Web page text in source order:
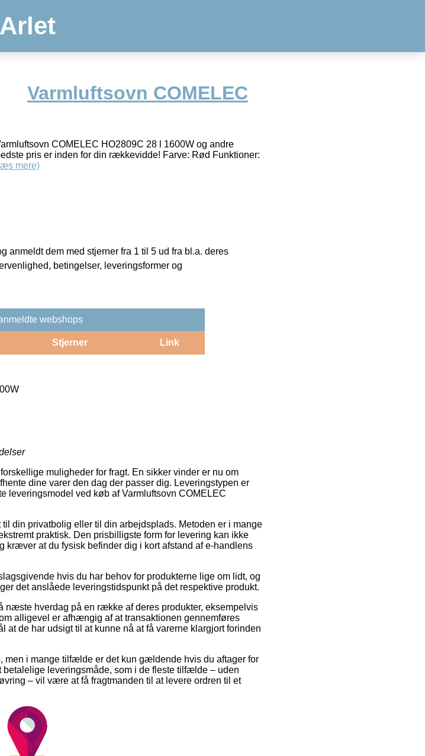
Arlet
Varmluftsovn COMELEC
COMELEC HO2809C 28 l 1600W og andre
pris er inden for din rækkevidde! Farve: Rød Funktioner:
mere)
dem med stjerner fra 1 til 5 ud fra bl.a. deres
betingelser, leveringsformer og
webshops
Stjerner Link
muligheder for fragt. En sikker vinder er nu om
dine varer den dag der passer dig. Leveringstypen er
leveringsmodel ved køb af Varmluftsovn COMELEC
din privatbolig eller til din arbejdsplads. Metoden er i mange
praktisk. Den prisbilligste form for levering kan ikke
kræver at du fysisk befinder dig i kort afstand af e-handlens
hvis du har behov for produkterne lige om lidt, og
det anslåede leveringstidspunkt på det respektive produkt.
næste hverdag på en række af deres produkter, eksempelvis
alligevel er afhængig af at transaktionen gennemføres
de har udsigt til at kunne nå at få varerne klargjort forinden
men i mange tilfælde er det kun gældende hvis du aftager for
leveringsmåde, som i de fleste tilfælde – uden
– vil være at få fragtmanden til at levere ordren til et